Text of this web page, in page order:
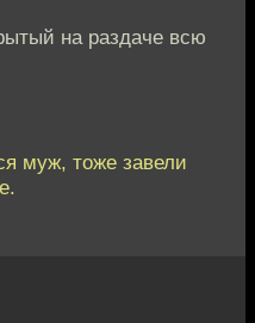
на раздаче всю
муж, тоже завели